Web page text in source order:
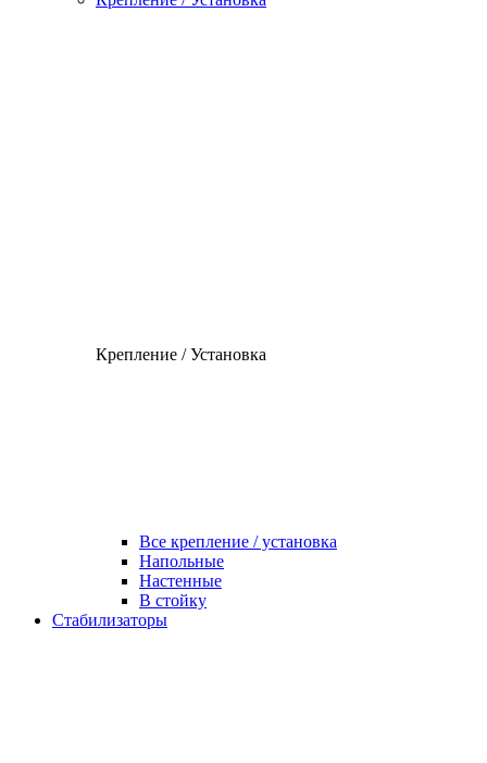
Крепление / Установка
Все крепление / установка
Напольные
Настенные
В стойку
Стабилизаторы